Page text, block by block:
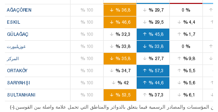
AĞAÇÖREN %100 % 36,8 % 29,7 %
ESKIL %100 % 46,6 % 29,5 %4,4
GÜLAĞAÇ %100 % 32,3 % 45,8 %1,7
غوزيليورت %100 % 33,8 % 33,8 %
المركز %100 % 35,8 % 27,7 %9,8
ORTAKÖY %100 % 34,7 % 57,3 %5,5
SARIYAHŞI %100 % 42 % 44,6 %5,6
SULTANHANI %100 % 53,5 % 37,3 %6,1
المؤسسات والمصادر الرسمية فيما يتعلق بالدوائر والمناطق التي تحمل علامة واصلة بين القوسين